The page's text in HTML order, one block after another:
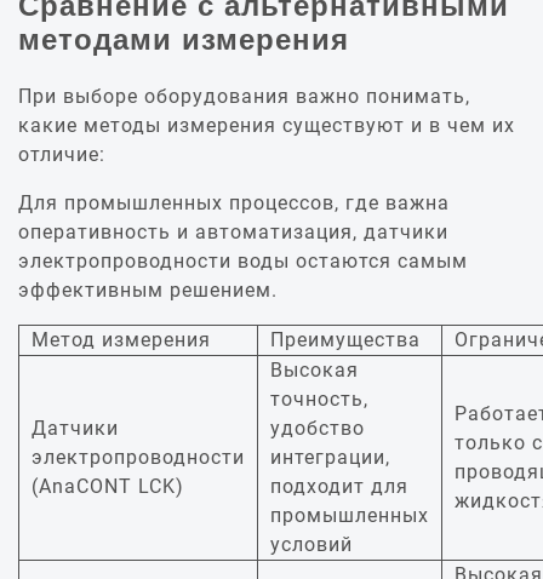
методами измерения
При выборе оборудования важно понимать,
какие методы измерения существуют и в чем их
отличие:
Для промышленных процессов, где важна
оперативность и автоматизация, датчики
электропроводности воды остаются самым
эффективным решением.
Метод измерения Преимущества
Датчики
электропроводности
(AnaCONT LCK)
Высокая
точность,
удобство
интеграции,
подходит для
промышленных
условий
только с
Высокая